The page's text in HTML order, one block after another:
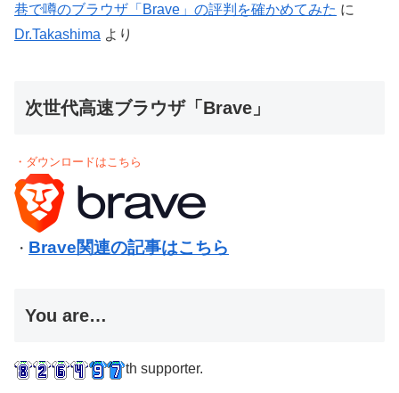
巷で噂のブラウザ「Brave」の評判を確かめてみた に
Dr.Takashima より
次世代高速ブラウザ「Brave」
・ダウンロードはこちら
・ Brave関連の記事はこちら
You are…
th supporter.